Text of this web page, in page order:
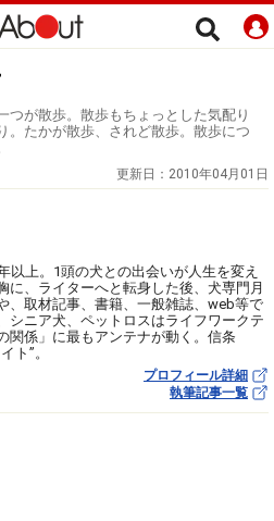
つが散歩。散歩もちょっとした気配り
。たかが散歩、されど散歩。散歩につ
更新日： 2010年04月01日
以上。1頭の犬との出会いが人生を変え
に、ライターへと転身した後、犬専門月
、取材記事、書籍、一般雑誌、web等で
シニア犬、ペットロスはライフワークテ
関係」に最もアンテナが動く。信条
ト”。
プロフィール詳細
執筆記事一覧